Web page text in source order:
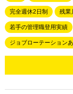
完全週休2日制 残業
若手の管理職登用実績
ジョブローテーション